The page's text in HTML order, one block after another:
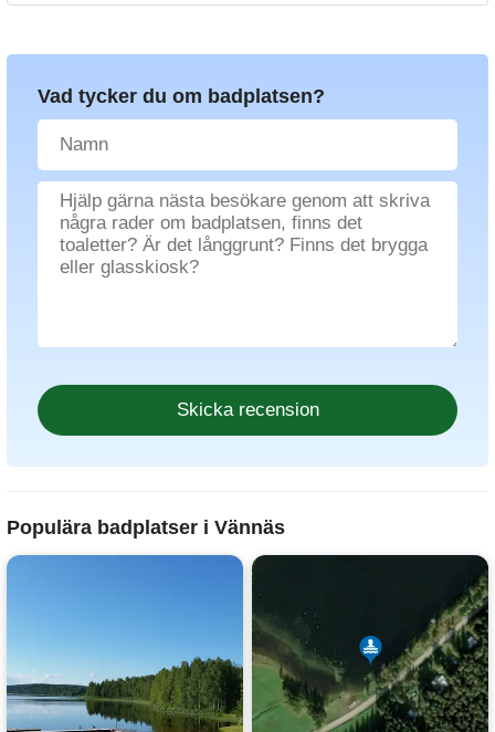
Vad tycker du om badplatsen?
Populära badplatser i Vännäs